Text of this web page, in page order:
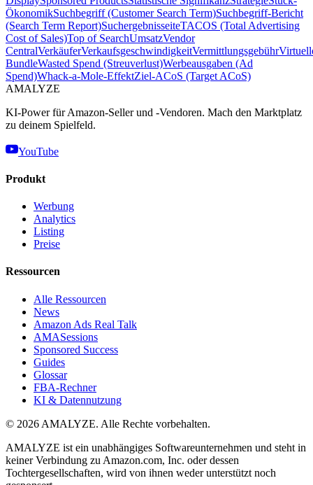
ÖkonomikSuchbegriff (Customer Search Term)Suchbegriff-Bericht
(Search Term Report)SuchergebnisseiteTACOS (Total Advertising
Cost of Sales)Top of SearchUmsatzVendor
CentralVerkäuferVerkaufsgeschwindigkeitVermittlungsgebühr
BundleWasted Spend (Streuverlust)Werbeausgaben (Ad
Spend)Whack-a-Mole-EffektZiel-ACoS (Target ACoS)
AMALYZE
KI-Power für Amazon-Seller und -Vendoren. Mach den Marktplatz
zu deinem Spielfeld.
YouTube
Produkt
Werbung
Analytics
Listing
Preise
Ressourcen
Alle Ressourcen
News
Amazon Ads Real Talk
AMASessions
Sponsored Success
Guides
Glossar
FBA-Rechner
KI & Datennutzung
© 2026 AMALYZE. Alle Rechte vorbehalten.
AMALYZE ist ein unabhängiges Softwareunternehmen und steht in
keiner Verbindung zu Amazon.com, Inc. oder dessen
Tochtergesellschaften, wird von ihnen weder unterstützt noch